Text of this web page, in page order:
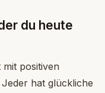
du heute
mit positiven
hat glückliche